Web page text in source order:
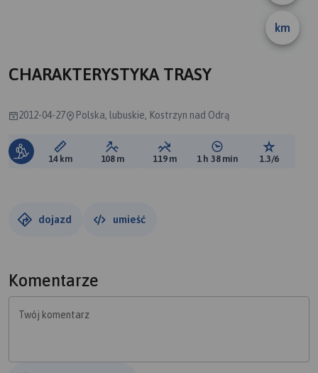
km
CHARAKTERYSTYKA TRASY
2012-04-27 Polska, lubuskie, Kostrzyn nad Odrą
Długość trasy:
14 km Suma przewyższeń:
108 m Suma spadków:
119 m Średni czas potrzebny
1 h 38 min Ocena
1.3/6
dojazd umieść
Komentarze
Twój komentarz